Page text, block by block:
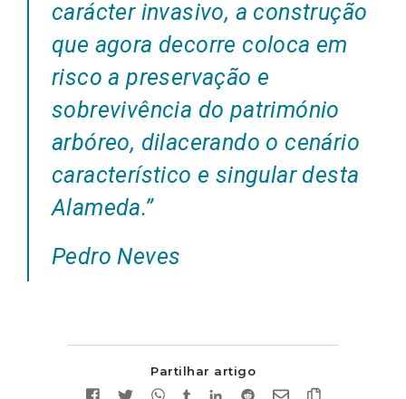
carácter invasivo, a construção
que agora decorre coloca em
risco a preservação e
sobrevivência do património
arbóreo, dilacerando o cenário
característico e singular desta
Alameda.”
Pedro Neves
Partilhar artigo